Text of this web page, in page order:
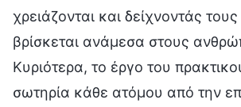
χρειάζονται και δείχνοντάς
βρίσκεται ανάμεσα στους
Κυριότερα, το έργο του
σωτηρία κάθε ατόμου από την